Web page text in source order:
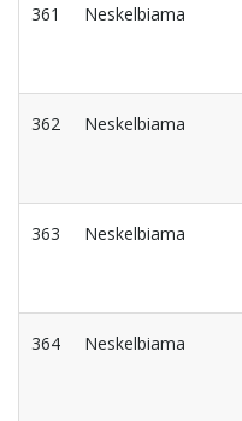
361 Neskelbiama
362 Neskelbiama
363 Neskelbiama
364 Neskelbiama